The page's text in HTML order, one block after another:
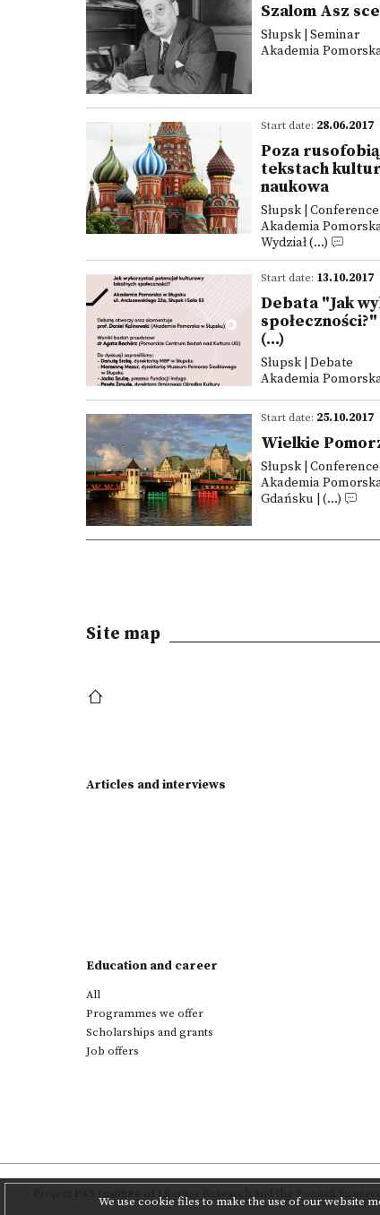
Szalom Asz
Słupsk | Seminar
Akademia
Start date: 28.06.2017
Poza
tekstach
naukowa
Słupsk | Conference
Akademia
Wydział (...)
Start date: 13.10.2017
Debata "Jak
(...)
Słupsk | Debate
Akademia
Start date: 25.10.2017
Wielkie
Słupsk | Conference
Akademia
Gdańsku | (...)
We use cookie files to make the use of our website
Site map
Articles and interviews
Education and career
All
Programmes we offer
Scholarships and grants
Job offers
PAS Institute of Literary Research